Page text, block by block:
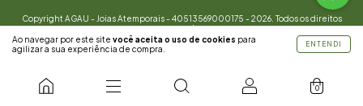
Ao navegar por este site você aceita o uso de cookies para
agilizar a sua experiência de compra.
ENTENDI
0
Copyright AGAU - Joias Atemporais - 40513569000175 - 2026. Todos os direitos
reservados.